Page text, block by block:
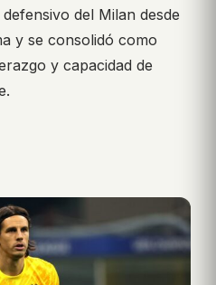
del Milan desde
y se consolidó como
y capacidad de